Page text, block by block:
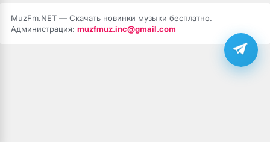
MuzFm.NET — Скачать новинки музыки бесплатно.
Администрация: muzfmuz.inc@gmail.com